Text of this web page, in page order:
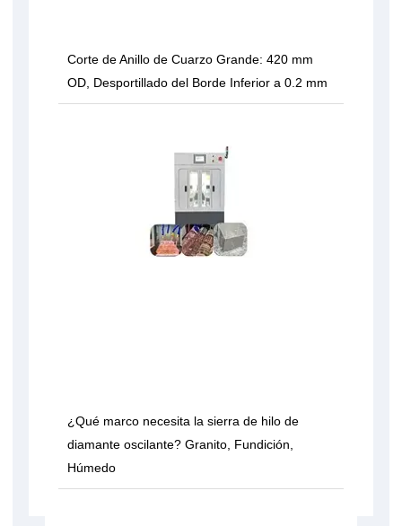
Corte de Anillo de Cuarzo Grande: 420 mm
OD, Desportillado del Borde Inferior a 0.2 mm
¿Qué marco necesita la sierra de hilo de
diamante oscilante? Granito, Fundición,
Húmedo